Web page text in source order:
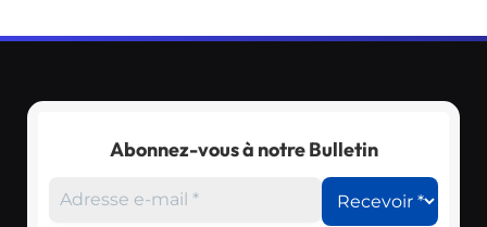
Abonnez-vous à notre Bulletin